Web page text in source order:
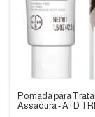
Pomada para
Assadura - A+D